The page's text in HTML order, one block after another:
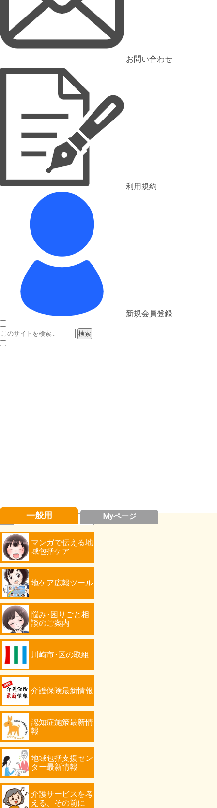
お問い合わせ
利用規約
新規会員登録
一般用 Myページ
マンガで伝える地
域包括ケア
地ケア広報ツール
悩み･困りごと相
談のご案内
川崎市･区の取組
介護保険最新情報
認知症施策最新情
報
地域包括支援セン
ター最新情報
介護サービスを考
える、その前に